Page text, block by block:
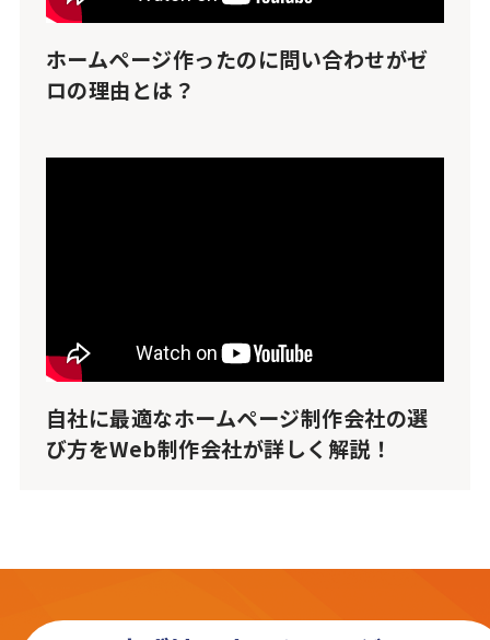
ホームページ作ったのに問い合わせがゼ
ロの理由とは？
自社に最適なホームページ制作会社の選
び方をWeb制作会社が詳しく解説！